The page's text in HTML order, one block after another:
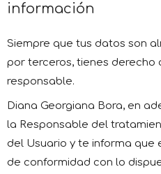
información
Siempre que tus datos son
por terceros, tienes
responsable.
Diana Georgiana Bora, en
la Responsable del
del Usuario y te informa
de conformidad con lo